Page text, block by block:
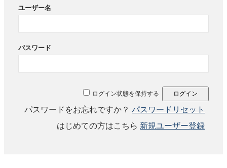
ユーザー名
パスワード
ログイン状態を保持する
パスワードをお忘れですか？パスワードリセット
はじめての方はこちら 新規ユーザー登録